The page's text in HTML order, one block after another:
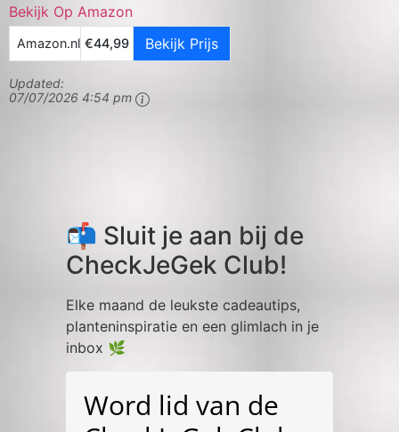
Bekijk Op Amazon
Amazon.nl €44,99 Bekijk Prijs
Updated:
07/07/2026 4:54 pm
📬 Sluit je aan bij de
CheckJeGek Club!
Elke maand de leukste cadeautips,
planteninspiratie en een glimlach in je
inbox 🌿
Word lid van de